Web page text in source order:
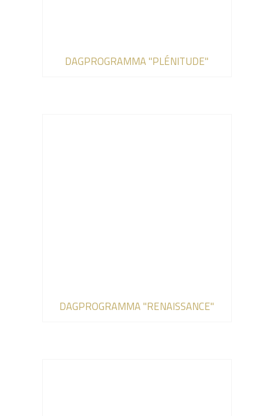
DAGPROGRAMMA "PLÉNITUDE"
DAGPROGRAMMA "RENAISSANCE"